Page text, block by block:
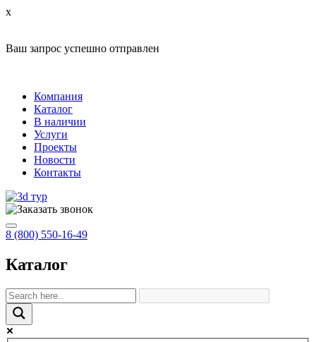
x
Ваш запрос успешно отправлен
Компания
Каталог
В наличии
Услуги
Проекты
Новости
Контакты
8 (800) 550-16-49
Каталог